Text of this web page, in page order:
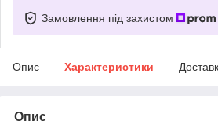
Замовлення під захистом
Опис Характеристики
Опис